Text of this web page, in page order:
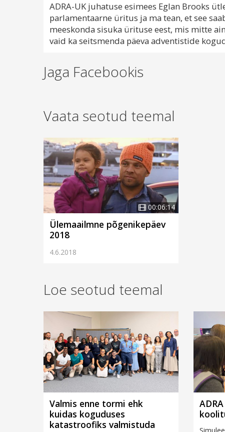
ADRA-UK juhatuse esimees Eglan Brooks
parlamentaarne üritus ja ma tean, et see
meeskonda sisuka ürituse eest, mis mitte
vaid ka seitsmenda päeva adventistide
Jaga Facebookis
Vaata seotud teemal
00:06:14
Ülemaailmne põgenikepäev
2018
4.6.2018
Loe seotud teemal
Valmis enne tormi ehk
kuidas koguduses
katastroofiks valmistuda